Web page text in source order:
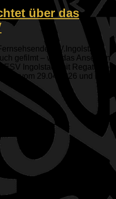
über das
TV.Ingolstadt
gefilmt – wie das Ansegeln
Ingolstadt mit Regatta-
ist vom 29.04.2026 und läuft